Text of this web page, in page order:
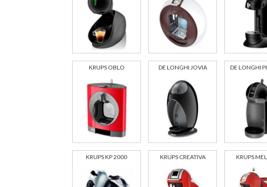
KRUPS OBLO DE LONGHI JOVIA DE LONGHI
KRUPS KP 2000 KRUPS CREATIVA KRUPS